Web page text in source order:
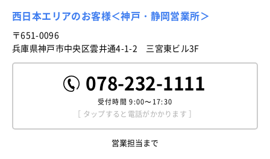
西日本エリアのお客様＜神戸・静岡営業所＞
〒651-0096
兵庫県神戸市中央区雲井通4-1-2 三宮東ビル3F
078-232-1111
受付時間9:00〜17:30
［ タップすると電話がかかります ］
営業担当まで